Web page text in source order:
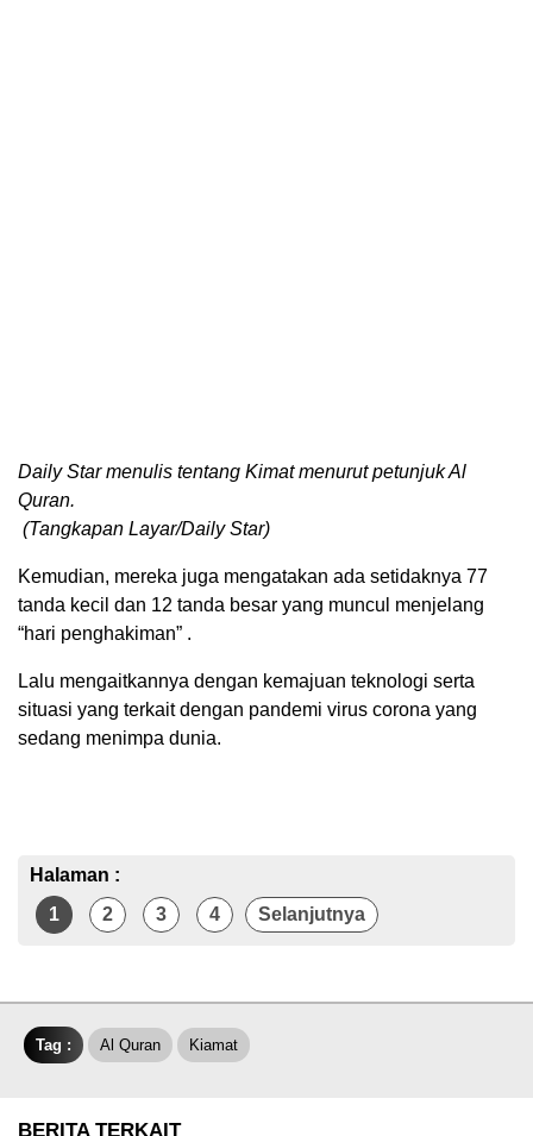
Daily Star menulis tentang Kimat menurut petunjuk Al
Quran.
(Tangkapan Layar/Daily Star)
Kemudian, mereka juga mengatakan ada setidaknya 77
tanda kecil dan 12 tanda besar yang muncul menjelang
“hari penghakiman” .
Lalu mengaitkannya dengan kemajuan teknologi serta
situasi yang terkait dengan pandemi virus corona yang
sedang menimpa dunia.
Halaman :
1
2 3 4 Selanjutnya
Tag : Al Quran Kiamat
BERITA TERKAIT